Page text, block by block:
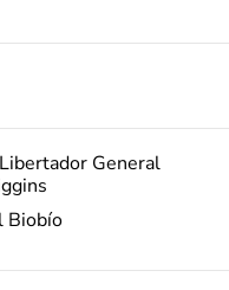
General
Biobío